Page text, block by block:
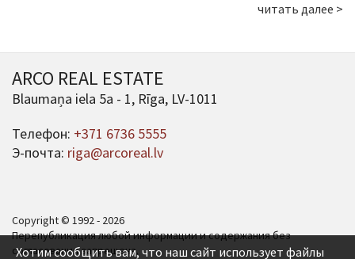
читать далее >
ARCO REAL ESTATE
Blaumaņa iela 5a - 1, Rīga, LV-1011
Телефон: +371 6736 5555
Э-почта: riga@arcoreal.lv
Copyright © 1992 - 2026
Перепубликация любой информации и содержания без
согласования запрещена.
Хотим сообщить вам, что наш сайт использует файлы